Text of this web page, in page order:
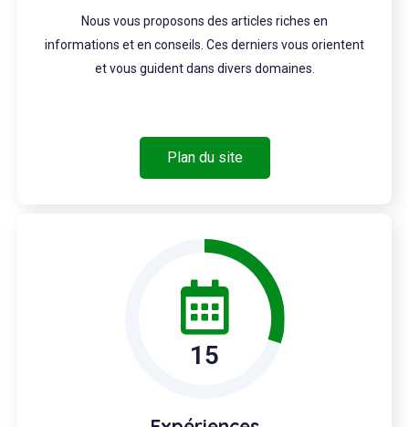
Nous vous proposons des articles riches en
informations et en conseils. Ces derniers vous orientent
et vous guident dans divers domaines.
Plan du site
15